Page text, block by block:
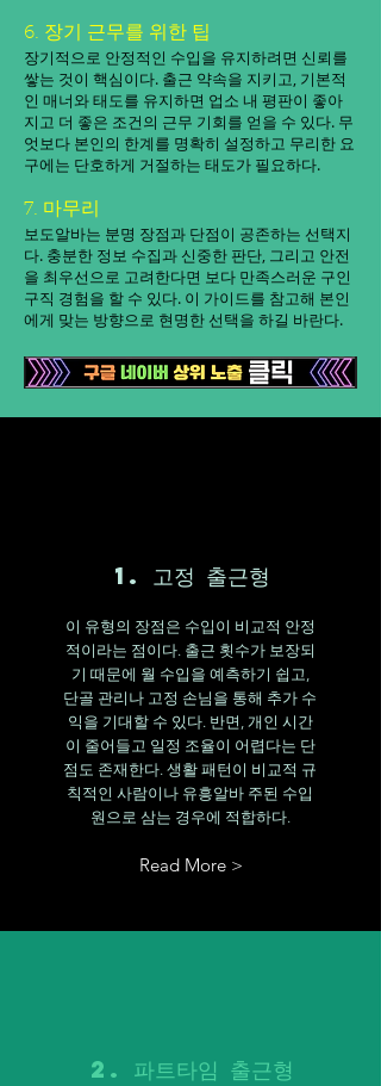
6. 장기 근무를 위한 팁
장기적으로 안정적인 수입을 유지하려면 신뢰를
쌓는 것이 핵심이다. 출근 약속을 지키고, 기본적
인 매너와 태도를 유지하면 업소 내 평판이 좋아
지고 더 좋은 조건의 근무 기회를 얻을 수 있다. 무
엇보다 본인의 한계를 명확히 설정하고 무리한 요
구에는 단호하게 거절하는 태도가 필요하다.
7. 마무리
보도알바는 분명 장점과 단점이 공존하는 선택지
다. 충분한 정보 수집과 신중한 판단, 그리고 안전
을 최우선으로 고려한다면 보다 만족스러운 구인
구직 경험을 할 수 있다. 이 가이드를 참고해 본인
에게 맞는 방향으로 현명한 선택을 하길 바란다.
1. 고정 출근형
이 유형의 장점은 수입이 비교적 안정
적이라는 점이다. 출근 횟수가 보장되
기 때문에 월 수입을 예측하기 쉽고,
단골 관리나 고정 손님을 통해 추가 수
익을 기대할 수 있다. 반면, 개인 시간
이 줄어들고 일정 조율이 어렵다는 단
점도 존재한다. 생활 패턴이 비교적 규
칙적인 사람이나 유흥알바 주된 수입
원으로 삼는 경우에 적합하다.
Read More >
2. 파트타임 출근형